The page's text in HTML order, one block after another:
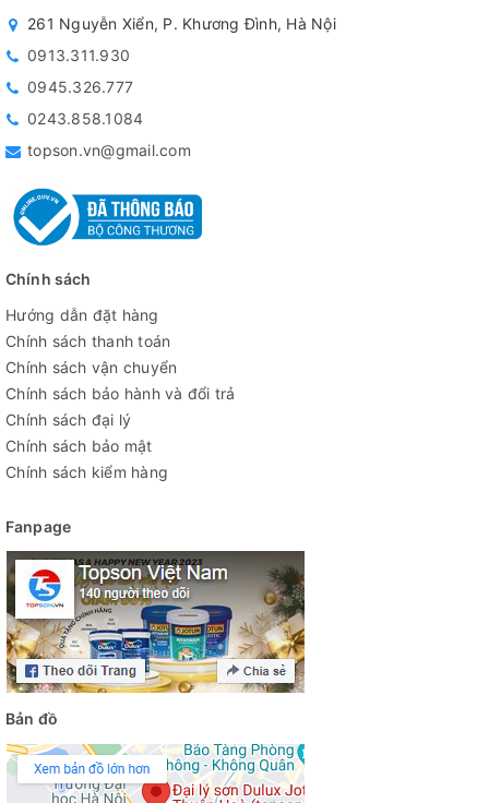
261 Nguyễn Xiển, P. Khương Đình, Hà Nội
0913.311.930
0945.326.777
0243.858.1084
topson.vn@gmail.com
Chính sách
Hướng dẫn đặt hàng
Chính sách thanh toán
Chính sách vận chuyển
Chính sách bảo hành và đổi trả
Chính sách đại lý
Chính sách bảo mật
Chính sách kiểm hàng
Fanpage
Bản đồ